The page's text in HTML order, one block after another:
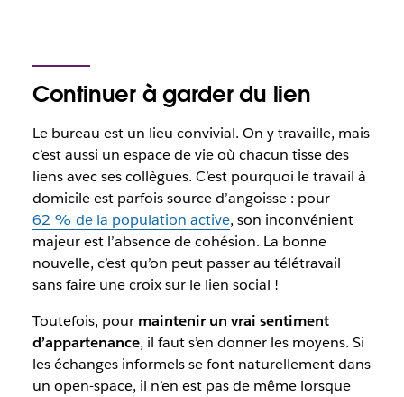
Continuer à garder du lien
Le bureau est un lieu convivial. On y travaille, mais
c’est aussi un espace de vie où chacun tisse des
liens avec ses collègues. C’est pourquoi le travail à
domicile est parfois source d’angoisse : pour
62 % de la population active, son inconvénient
majeur est l’absence de cohésion. La bonne
nouvelle, c’est qu’on peut passer au télétravail
sans faire une croix sur le lien social !
Toutefois, pour maintenir un vrai sentiment
d’appartenance, il faut s’en donner les moyens. Si
les échanges informels se font naturellement dans
un open-space, il n’en est pas de même lorsque